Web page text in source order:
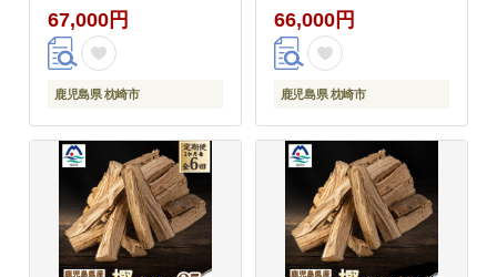
67,000円
鹿児島県 枕崎市
66,000円
鹿児島県 枕崎市